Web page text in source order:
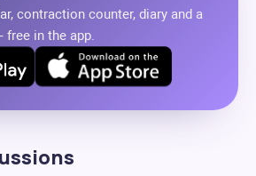
contraction counter, diary and a
in the app.